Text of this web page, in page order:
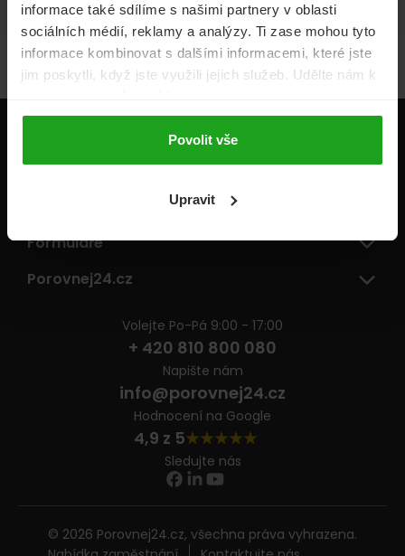
informace také sdílíme s našimi partnery v oblasti
sociálních médií, reklamy a analýzy. Ti zase mohou tyto
informace kombinovat s dalšími informacemi, které jste
jim poskytli, když jste využili jejich služeb. Udělte nám k
Povolit vše
Upravit
Životní pojištění Energie
Pojišťovny
Formuláře
Porovnej24.cz
Volejte Po-Pá 9:00 - 17:00
+ 420 810 800 080
Napište nám
info@porovnej24.cz
Hodnocení na Google
4,9 z 5
Sledujte nás
© 2026 Porovnej24.cz, všechna práva vyhrazena.